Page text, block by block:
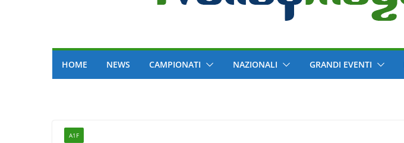
HOME NEWS CAMPIONATI NAZIONALI GRANDI EVENTI
A1F